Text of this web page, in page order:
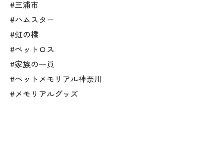
#三浦市
#ハムスター
#虹の橋
#ペットロス
#家族の一員
#ペットメモリアル神奈川
#メモリアルグッズ